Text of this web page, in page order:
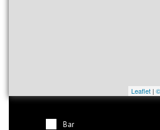
Leaflet | ©
Bar